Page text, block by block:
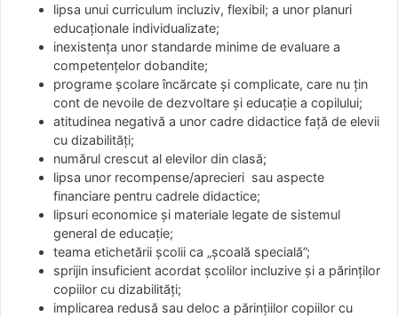
lipsa unui curriculum incluziv, flexibil; a unor planuri
educaționale individualizate;
inexistența unor standarde minime de evaluare a
competențelor dobandite;
programe școlare încărcate și complicate, care nu țin
cont de nevoile de dezvoltare și educație a copilului;
atitudinea negativă a unor cadre didactice față de elevii
cu dizabilități;
numărul crescut al elevilor din clasă;
lipsa unor recompense/aprecieri sau aspecte
financiare pentru cadrele didactice;
lipsuri economice și materiale legate de sistemul
general de educație;
teama etichetării școlii ca „școală specială”;
sprijin insuficient acordat școlilor incluzive și a părinților
copiilor cu dizabilități;
implicarea redusă sau deloc a părințiilor copiilor cu